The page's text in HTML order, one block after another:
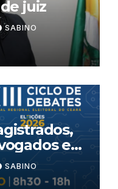
juiz
SABINO
e
SABINO